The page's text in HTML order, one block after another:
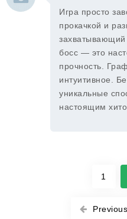
Игра просто
прокачкой и
босс — это
прочность.
интуитивное.
уникальные
настоящим
Previous
1